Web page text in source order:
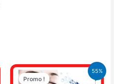
55%
Promo !
Promo !
Le
prix
Le